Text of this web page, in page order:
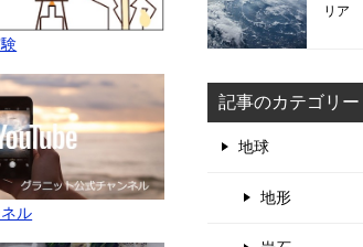
ル
リア
記事のカテゴリー
地球
地形